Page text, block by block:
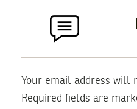
Your email address will
Required fields are